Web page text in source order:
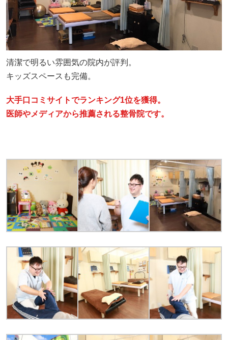
清潔で明るい雰囲気の院内が評判。
キッズスペースも完備。
大手口コミサイトでランキング1位を獲得。
医師やメディアから推薦される整骨院です。